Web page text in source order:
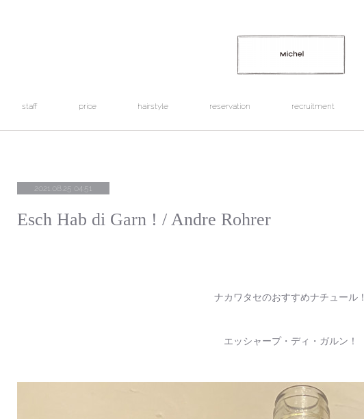
staff price hairstyle reservation recruitment
2021.08.25 04:51
Esch Hab di Garn ! / Andre Rohrer
ナカワタセのおすすめナチュール！
エッシャープ・ディ・ガルン！